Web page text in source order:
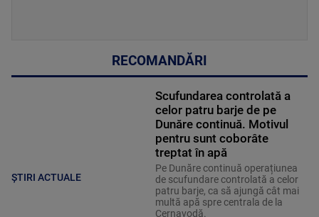
RECOMANDĂRI
ȘTIRI ACTUALE
Scufundarea controlată a
celor patru barje de pe
Dunăre continuă. Motivul
pentru sunt coborâte
treptat în apă
Pe Dunăre continuă operațiunea
de scufundare controlată a celor
patru barje, ca să ajungă cât mai
multă apă spre centrala de la
Cernavodă.